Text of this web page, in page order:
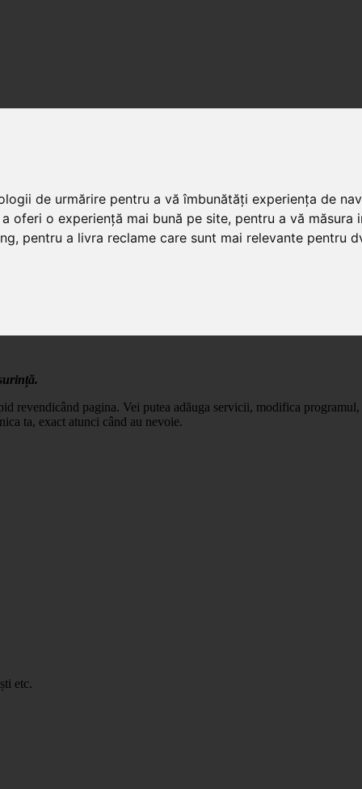
de urmărire pentru a vă îmbunătăți experiența de
oferi o experiență mai bună pe site, pentru a vă măsura
, pentru a livra reclame care sunt mai relevante pentru
revendicând pagina. Vei putea adăuga servicii, modifica
ta, exact atunci când au nevoie.
etc.